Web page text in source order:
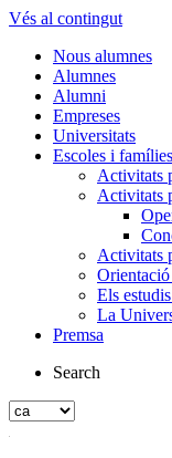
Vés al contingut
Nous alumnes
Alumnes
Alumni
Empreses
Universitats
Escoles i famílies
Activitats
Activitats
Activitats
Els
La
Premsa
Search